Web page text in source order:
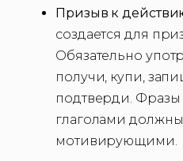
Призыв к
создается для
Обязательно
получи, купи,
подтверди.
глаголами
мотивирующими.